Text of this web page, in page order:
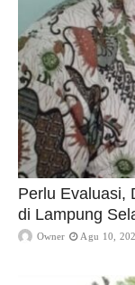
Perlu Evaluasi,
di Lampung
Owner Agu 10,